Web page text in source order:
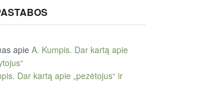
apie A. Kumpis. Dar kartą apie
Dar kartą apie „pezėtojus“ ir